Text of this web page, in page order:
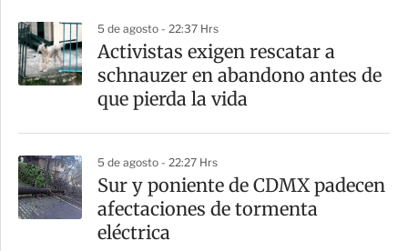
a
r
t
5 de agosto - 22:37 Hrs
Activistas exigen rescatar a
schnauzer en abandono antes de
que pierda la vida
5 de agosto - 22:27 Hrs
Sur y poniente de CDMX padecen
afectaciones de tormenta
eléctrica